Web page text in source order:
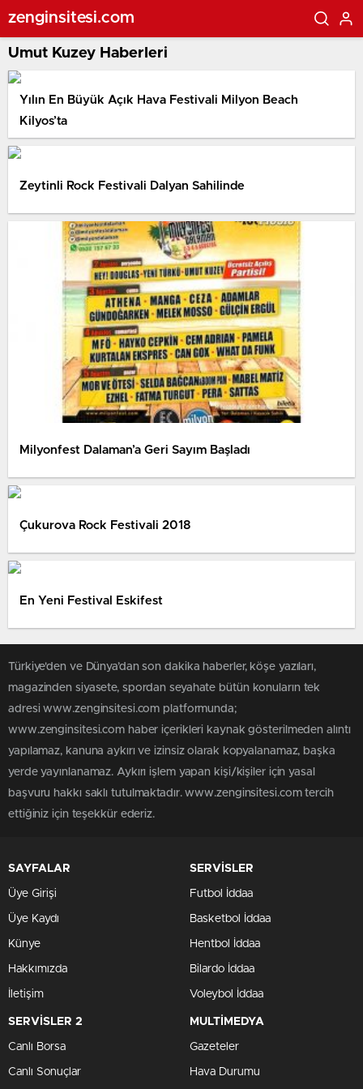
zenginsitesi.com
Umut Kuzey Haberleri
Yılın En Büyük Açık Hava Festivali Milyon Beach
Kilyos’ta
Zeytinli Rock Festivali Dalyan Sahilinde
Milyonfest Dalaman’a Geri Sayım Başladı
Çukurova Rock Festivali 2018
En Yeni Festival Eskifest
Türkiye'den ve Dünya’dan son dakika haberler, köşe yazıları,
magazinden siyasete, spordan seyahate bütün konuların tek
adresi www.zenginsitesi.com platformunda;
www.zenginsitesi.com haber içerikleri kaynak gösterilmeden alıntı
yapılamaz, kanuna aykırı ve izinsiz olarak kopyalanamaz, başka
yerde yayınlanamaz. Aykırı işlem yapan kişi/kişiler için yasal
başvuru hakkı saklı tutulmaktadır. www.zenginsitesi.com tercih
ettiğiniz için teşekkür ederiz.
SAYFALAR
Üye Girişi
Üye Kaydı
Künye
Hakkımızda
İletişim
SERVİSLER
Futbol İddaa
Basketbol İddaa
Hentbol İddaa
Bilardo İddaa
Voleybol İddaa
SERVİSLER 2
Canlı Borsa
Canlı Sonuçlar
MULTİMEDYA
Gazeteler
Hava Durumu